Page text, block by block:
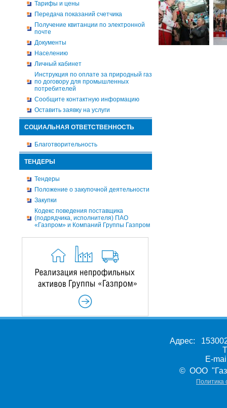
Тарифы и цены
Передача показаний счетчика
Получение квитанции по электронной
почте
Документы
Населению
Личный кабинет
Инструкция по оплате за природный газ
по договору для промышленных
потребителей
Сообщите контактную информацию
Оставить заявку на услуги
СОЦИАЛЬНАЯ ОТВЕТСТВЕННОСТЬ
Благотворительность
ТЕНДЕРЫ
Тендеры
Положение о закупочной деятельности
Закупки
Кодекс поведения поставщика
(подрядчика, исполнителя) ПАО
«Газпром» и Компаний Группы Газпром
Адрес:
E-
© ООО
Политика